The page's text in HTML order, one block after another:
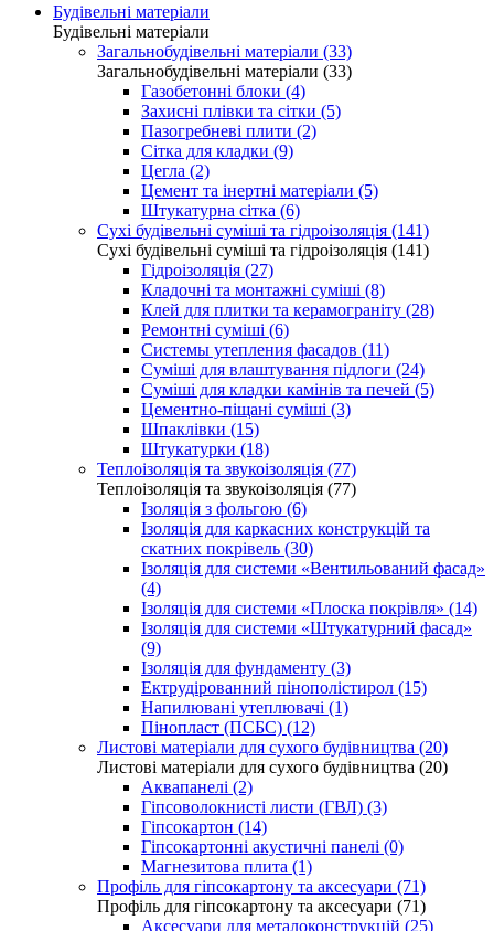
Будівельні матеріали
Будівельні матеріали
Загальнобудівельні матеріали (33)
Загальнобудівельні матеріали (33)
Газобетонні блоки (4)
Захисні плівки та сітки (5)
Пазогребневі плити (2)
Сітка для кладки (9)
Цегла (2)
Цемент та інертні матеріали (5)
Штукатурна сітка (6)
Сухі будівельні суміші та гідроізоляція (141)
Сухі будівельні суміші та гідроізоляція (141)
Гідроізоляція (27)
Кладочні та монтажні суміші (8)
Клей для плитки та керамограніту (28)
Ремонтні суміші (6)
Системы утепления фасадов (11)
Суміші для влаштування підлоги (24)
Суміші для кладки камінів та печей (5)
Цементно-піщані суміші (3)
Шпаклівки (15)
Штукатурки (18)
Теплоізоляція та звукоізоляція (77)
Теплоізоляція та звукоізоляція (77)
Ізоляція з фольгою (6)
Ізоляція для каркасних конструкцій та
скатних покрівель (30)
Ізоляція для системи «Вентильований фасад»
(4)
Ізоляція для системи «Плоска покрівля» (14)
Ізоляція для системи «Штукатурний фасад»
(9)
Ізоляція для фундаменту (3)
Ектрудірованний пінополістирол (15)
Напилювані утеплювачі (1)
Пінопласт (ПСБС) (12)
Листові матеріали для сухого будівництва (20)
Листові матеріали для сухого будівництва (20)
Аквапанелі (2)
Гіпсоволокнисті листи (ГВЛ) (3)
Гіпсокартон (14)
Гіпсокартонні акустичні панелі (0)
Магнезитова плита (1)
Профіль для гіпсокартону та аксесуари (71)
Профіль для гіпсокартону та аксесуари (71)
Аксесуари для металоконструкцій (25)